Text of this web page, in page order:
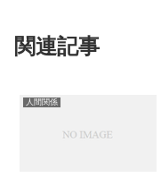
関連記事
人間関係